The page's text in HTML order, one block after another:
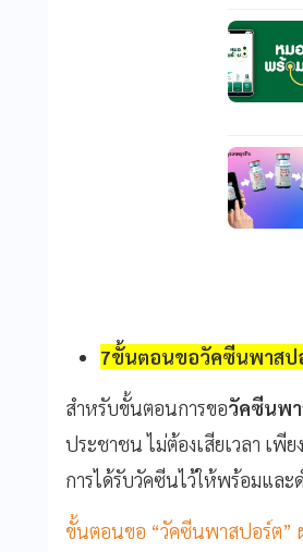
7ขั้นตอนขอวัคซีนพาสป
สำหรับขั้นตอนการขอวัคซีนพ
ประชาชน ไม่ต้องเสียเวลา เพีย
การได้รับวัคซีนไว้ให้พร้อมแล
ขั้นตอนขอ “วัคซีนพาสปอร์ต